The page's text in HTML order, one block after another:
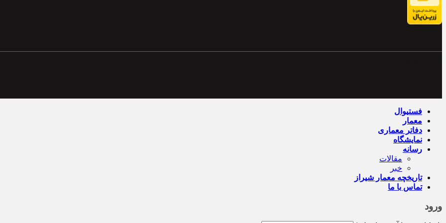
فستیوال
معمار
دفاتر معماری
نمایشگاه
رسانه
مقالات
خبر
تاریخچه معمار‌‌ شیراز
تماس با ما
ورود